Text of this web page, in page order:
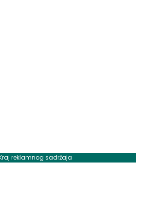
reklamnog sadržaja